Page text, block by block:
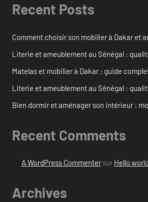
Recent Posts
Comment choisir son mobilier à Dakar et
Literie et ameublement au Sénégal :
Matelas et mobilier à Dakar : guide
Literie et ameublement au Sénégal :
Bien dormir et aménager son intérieur :
Recent Comments
A WordPress Commentersur Hello
Archives